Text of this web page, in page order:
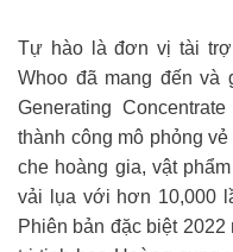
Tự hào là đơn vị tài
Whoo đã mang đến và
Generating
thành công mô phỏng
che hoàng gia, vật
vải lụa với hơn 10,000
Phiên bản đặc biệt